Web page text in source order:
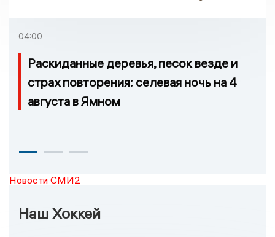
04:00
Раскиданные деревья, песок везде и
страх повторения: селевая ночь на 4
августа в Ямном
Новости СМИ2
Наш Хоккей